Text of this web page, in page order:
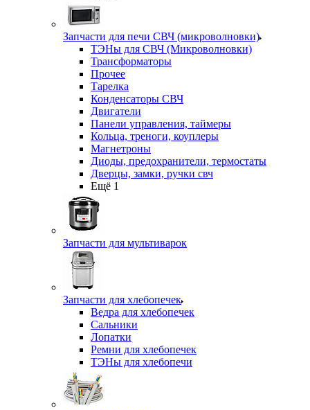
Запчасти для печи СВЧ (микроволновки)
ТЭНы для СВЧ (Микроволновки)
Трансформаторы
Прочее
Тарелка
Конденсаторы СВЧ
Двигатели
Панели управления, таймеры
Кольца, треноги, коуплеры
Магнетроны
Диоды, предохранители, термостаты
Дверцы, замки, ручки свч
Ещё 1
Запчасти для мультиварок
Запчасти для хлебопечек
Ведра для хлебопечек
Сальники
Лопатки
Ремни для хлебопечек
ТЭНы для хлебопечи